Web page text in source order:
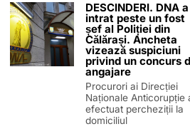
28 septembrie 2025
Amelia Giurcan (USR): „Cetățenii
la Taxe și Impozite. Oamenii stau
DESCINDERI. DNA a
intrat peste un fost
șef al Poliției din
Călărași. Ancheta
vizează suspiciuni
privind un concurs
angajare
Procurori ai Direcției
Naționale Anticorupție
efectuat percheziții la
domiciliul